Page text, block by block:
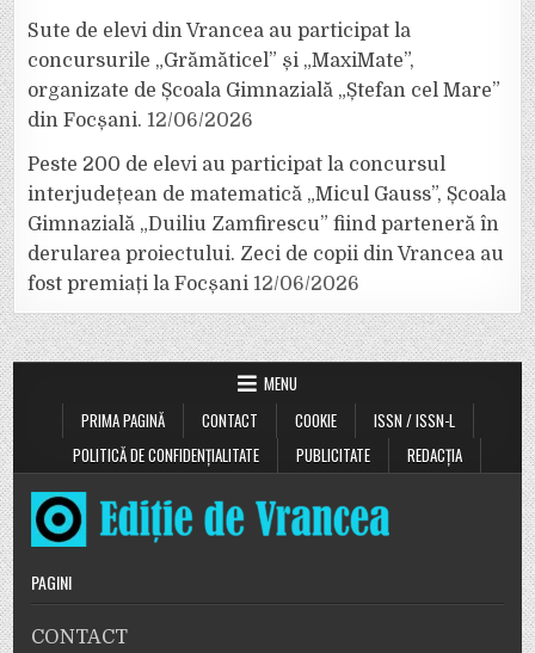
Sute de elevi din Vrancea au participat la
concursurile „Grămăticel” și „MaxiMate”,
organizate de Școala Gimnazială „Ștefan cel Mare”
din Focșani. 12/06/2026
Peste 200 de elevi au participat la concursul
interjudețean de matematică „Micul Gauss”, Școala
Gimnazială „Duiliu Zamfirescu” fiind parteneră în
derularea proiectului. Zeci de copii din Vrancea au
fost premiați la Focșani 12/06/2026
MENU
PRIMA PAGINĂ
CONTACT COOKIE
ISSN / ISSN-L
POLITICĂ DE CONFIDENȚIALITATE
PUBLICITATE REDACȚIA
PAGINI
CONTACT